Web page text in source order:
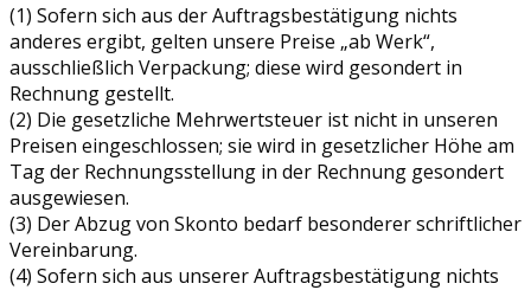
(1) Sofern sich aus der Auftragsbestätigung nichts
anderes ergibt, gelten unsere Preise „ab Werk“,
ausschließlich Verpackung; diese wird gesondert in
Rechnung gestellt.
(2) Die gesetzliche Mehrwertsteuer ist nicht in unseren
Preisen eingeschlossen; sie wird in gesetzlicher Höhe am
Tag der Rechnungsstellung in der Rechnung gesondert
ausgewiesen.
(3) Der Abzug von Skonto bedarf besonderer schriftlicher
Vereinbarung.
(4) Sofern sich aus unserer Auftragsbestätigung nichts